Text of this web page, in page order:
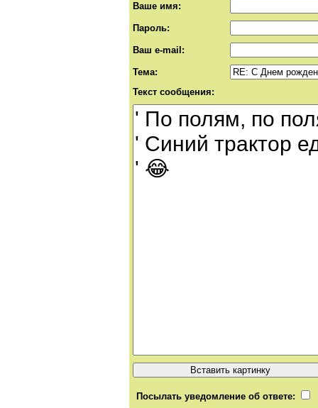
Ваше имя:
Пароль:
Ваш e-mail:
Тема:
Текст сообщения:
Посылать уведомление об ответе: